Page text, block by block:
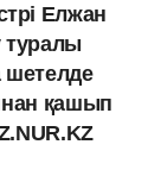
Елжан
туралы
қашып